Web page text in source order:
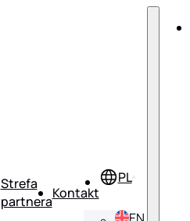
Strefa
partnera
Kontakt